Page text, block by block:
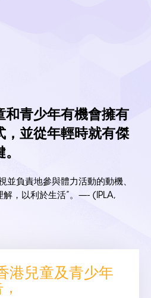
和青少年有機會擁有
，並從年輕時就有傑
並負責地參與體力活動的動機、
，以利於生活”。—- (IPLA,
港兒童及青少年